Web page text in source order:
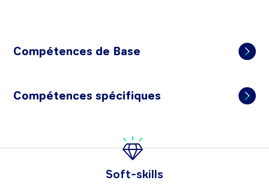
Compétences de Base
Compétences spécifiques
Soft-skills